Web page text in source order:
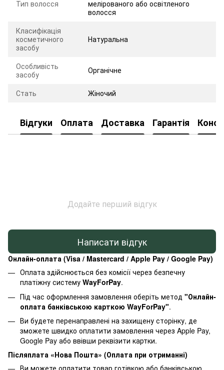
Тип волосся
мелірованого або освітленого
волосся
Класифікація
косметичного
засобу
Натуральна
Особливість
засобу
Органічне
Стать Жіночий
Відгуки Оплата Доставка Гарантія
Додайте перший відгук
Написати відгук
Онлайн-оплата (Visa / Mastercard / Apple Pay / Google Pay)
Оплата здійснюється без комісії через безпечну
платіжну систему WayForPay.
Під час оформлення замовлення оберіть метод "Онлайн-
оплата банківською карткою WayForPay".
Ви будете перенаправлені на захищену сторінку, де
зможете швидко оплатити замовлення через Apple Pay,
Google Pay або ввівши реквізити картки.
Післяплата «Нова Пошта» (Оплата при отриманні)